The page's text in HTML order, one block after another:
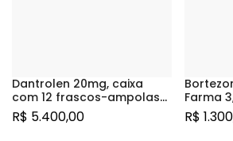
Dantrolen 20mg, caixa
com 12 frascos-ampolas
com pó para solução de
uso intravenoso + 12
R$ 5.400,00
Farma
frasco-
para
R$